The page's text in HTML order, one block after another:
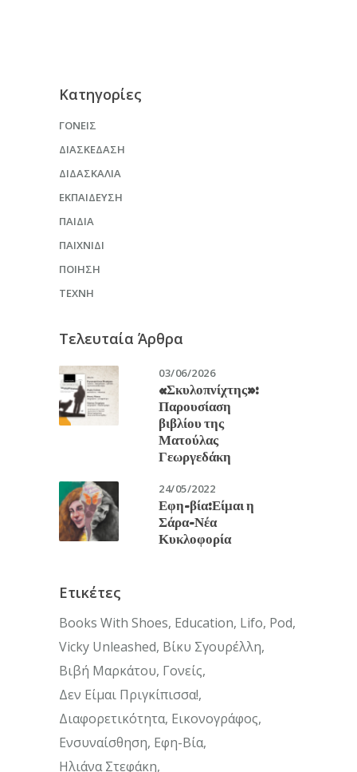
Kατηγορίες
ΓΟΝΕΊΣ
ΔΙΑΣΚΈΔΑΣΗ
ΔΙΔΑΣΚΑΛΊΑ
ΕΚΠΑΊΔΕΥΣΗ
ΠΑΙΔΙΆ
ΠΑΙΧΝΊΔΙ
ΠΟΊΗΣΗ
ΤΈΧΝΗ
Τελευταία Άρθρα
03/06/2026
«Σκυλοπνίχτης»:
Παρουσίαση
βιβλίου της
Ματούλας
Γεωργεδάκη
24/05/2022
Εφη-βία:Είμαι η
Σάρα-Νέα
Κυκλοφορία
Ετικέτες
Books With Shoes Education Lifo Pod
Vicky Unleashed Βίκυ Σγουρέλλη
Βιβή Μαρκάτου Γονείς
Δεν Είμαι Πριγκίπισσα!
Διαφορετικότητα Εικονογράφος
Ενσυναίσθηση Εφη-Βία
Ηλιάνα Στεφάκη